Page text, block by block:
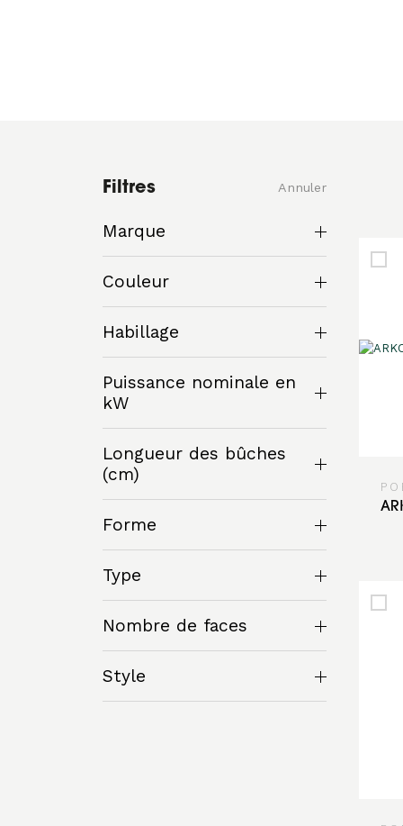
Filtres Annuler
Marque
Couleur
Habillage
Puissance nominale en
kW
Longueur des bûches
(cm)
Forme
Type
Nombre de faces
Style